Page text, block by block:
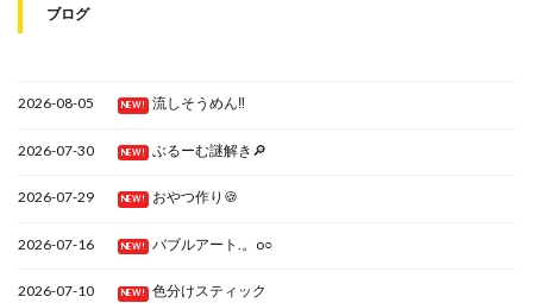
ブログ
2026-08-05 NEW! 流しそうめん‼
2026-07-30 NEW! ぶるーむ謎解き🔎
2026-07-29 NEW! おやつ作り🍪
2026-07-16 NEW! バブルアート.。o○
2026-07-10 NEW! 色分けスティック